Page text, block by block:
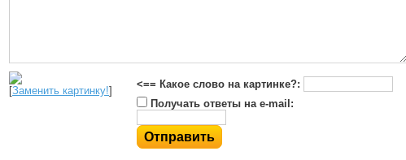
[Заменить картинку!]
<== Какое слово на картинке?:
Получать ответы на e-mail: